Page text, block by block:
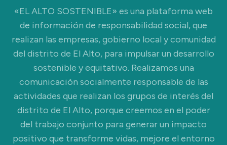
«EL ALTO SOSTENIBLE» es una plataforma web
de información de responsabilidad social, que
realizan las empresas, gobierno local y comunidad
del distrito de El Alto, para impulsar un desarrollo
sostenible y equitativo. Realizamos una
comunicación socialmente responsable de las
actividades que realizan los grupos de interés del
distrito de El Alto, porque creemos en el poder
del trabajo conjunto para generar un impacto
positivo que transforme vidas, mejore el entorno